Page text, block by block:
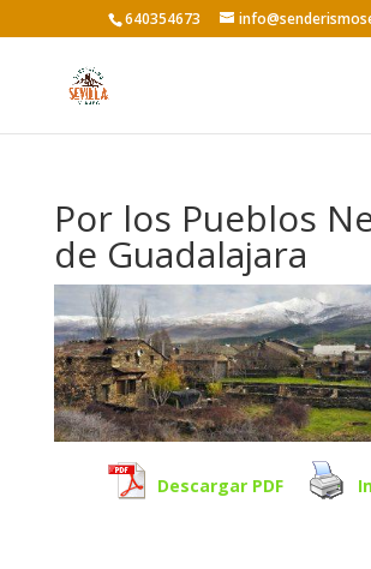
640354673
Por los Pueblos
de Guadalajara
Descargar PDF